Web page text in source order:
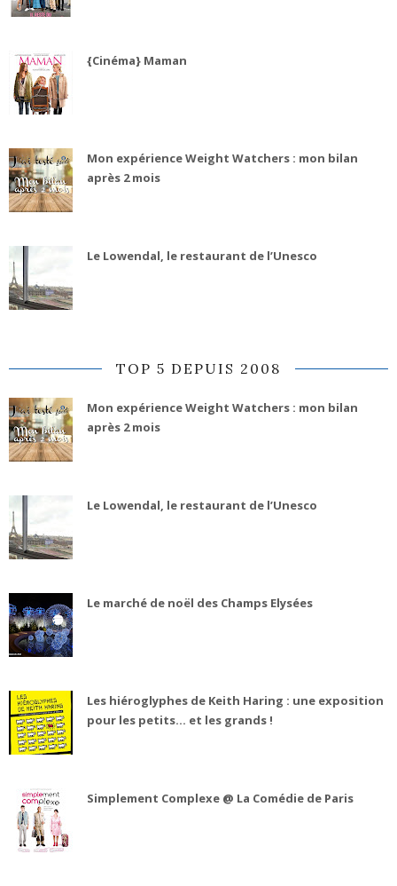
{Cinéma} Maman
Mon expérience Weight Watchers : mon bilan
après 2 mois
Le Lowendal, le restaurant de l’Unesco
TOP 5 DEPUIS 2008
Mon expérience Weight Watchers : mon bilan
après 2 mois
Le Lowendal, le restaurant de l’Unesco
Le marché de noël des Champs Elysées
Les hiéroglyphes de Keith Haring : une exposition
pour les petits... et les grands !
Simplement Complexe @ La Comédie de Paris